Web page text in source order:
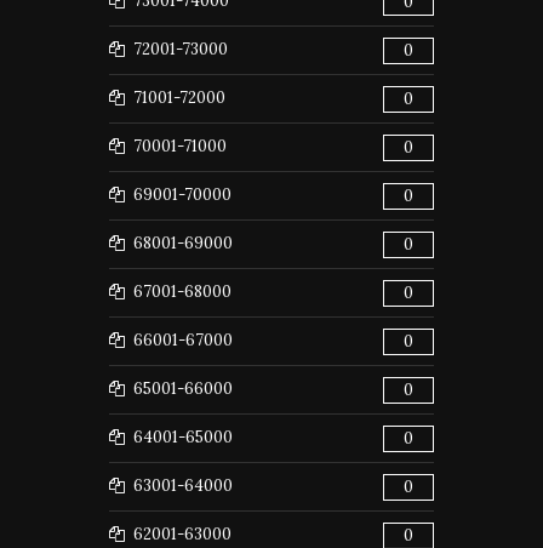
72001-73000 0
71001-72000 0
70001-71000 0
69001-70000 0
68001-69000 0
67001-68000 0
66001-67000 0
65001-66000 0
64001-65000 0
63001-64000 0
62001-63000 0